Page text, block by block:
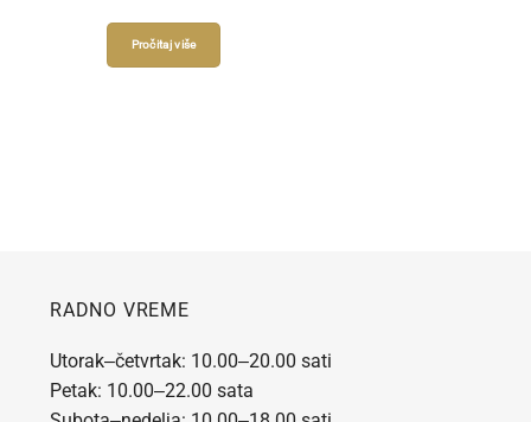
Pročitaj više
RADNO VREME
Utorak‒četvrtak: 10.00‒20.00 sati
Petak: 10.00‒22.00 sata